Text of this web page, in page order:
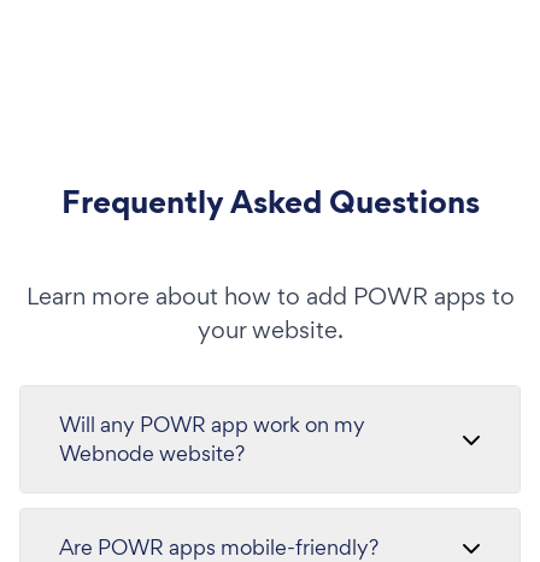
Frequently Asked Questions
Learn more about how to add POWR apps to
your website.
Will any POWR app work on my
Webnode website?
Are POWR apps mobile-friendly?